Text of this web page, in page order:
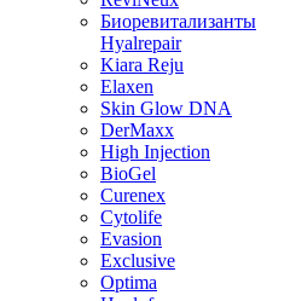
Биоревитализанты
Hyalrepair
Kiara Reju
Elaxen
Skin Glow DNA
DerMaxx
High Injection
BioGel
Curenex
Cytolife
Evasion
Exclusive
Optima